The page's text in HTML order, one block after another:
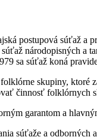
postupová súťaž a
národopisných a
sa súťaž koná
folklórne skupiny,
činnosť folklórnych
garantom a
súťaže a